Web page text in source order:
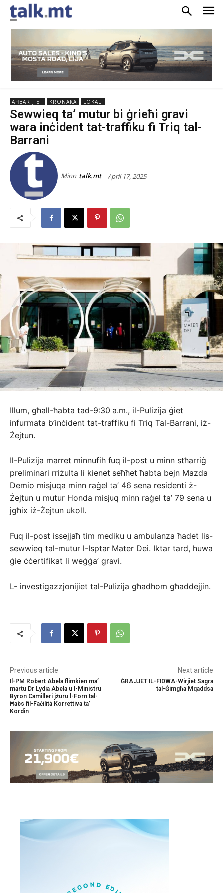
AĦBARIJIET KRONAKA LOKALI
Sewwieq ta’ mutur bi ġrieħi gravi
wara inċident tat-traffiku fi Triq tal-
Barrani
Minn talk.mt April 17, 2025
Illum, għall-ħabta tad-9:30 a.m., il-Pulizija ġiet
infurmata b’inċident tat-traffiku fi Triq Tal-Barrani, iż-
Żejtun.
Il-Pulizija marret minnufih fuq il-post u minn stħarriġ
preliminari rriżulta li kienet seħħet ħabta bejn Mazda
Demio misjuqa minn raġel ta’ 46 sena residenti ż-
Żejtun u mutur Honda misjuq minn raġel ta’ 79 sena u
jgħix iż-Żejtun ukoll.
Fuq il-post issejjaħ tim mediku u ambulanza ħadet lis-
sewwieq tal-mutur l-Isptar Mater Dei. Iktar tard, huwa
ġie ċċertifikat li weġġa’ gravi.
L- investigazzjonijiet tal-Pulizija għadhom għaddejjin.
Previous article
Il-PM Robert Abela flimkien ma’
martu Dr Lydia Abela u l-Ministru
Byron Camilleri jżuru l-Forn tal-
Ħabs fil-Faċilità Korrettiva ta’
Kordin
Next article
ĠRAJJET IL-FIDWA-Wirjiet Sagra
tal-Ġimgħa Mqaddsa